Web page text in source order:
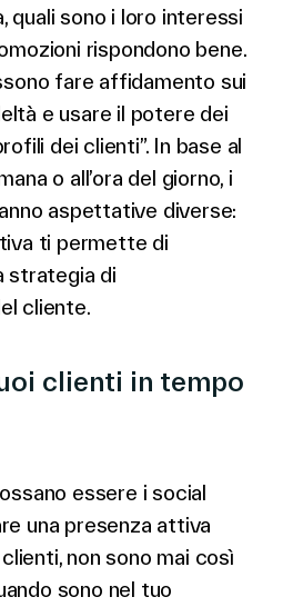
quali sono i loro interessi
rispondono bene.
fare affidamento sui
e usare il potere dei
dei clienti”. In base al
o all’ora del giorno, i
aspettative diverse:
ti permette di
strategia di
cliente.
clienti in tempo
essere i social
una presenza attiva
non sono mai così
sono nel tuo